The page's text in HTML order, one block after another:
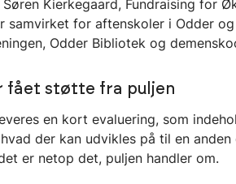
Kierkegaard, Fundraising for
samvirket for aftenskoler i Odder
Odder Bibliotek og
fået støtte fra puljen
en kort evaluering, som
der kan udvikles på til en
er netop det, puljen handler om.